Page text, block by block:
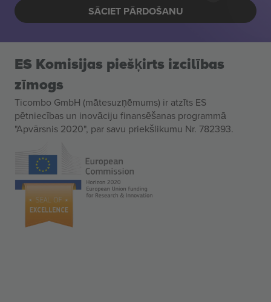
SĀCIET PĀRDOŠANU
ES Komisijas piešķirts izcilības
zīmogs
Ticombo GmbH (mātesuzņēmums) ir atzīts ES
pētniecības un inovāciju finansēšanas programmā
"Apvārsnis 2020", par savu priekšlikumu Nr. 782393.